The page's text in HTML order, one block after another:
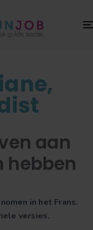
aan
hebben
in het Frans.
versies.